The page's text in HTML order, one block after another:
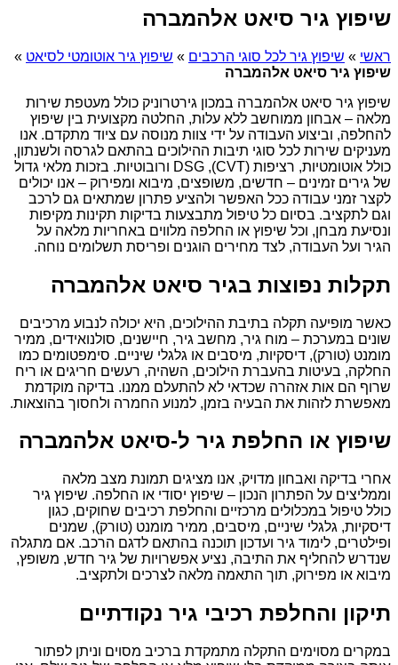
שיפוץ גיר סיאט אלהמברה
ראשי » שיפוץ גיר לכל סוגי הרכבים » שיפוץ גיר אוטומטי לסיאט »
שיפוץ גיר סיאט אלהמברה
שיפוץ גיר סיאט אלהמברה במכון גירטרוניק כולל מעטפת שירות
מלאה – אבחון ממוחשב ללא עלות, החלטה מקצועית בין שיפוץ
להחלפה, וביצוע העבודה על ידי צוות מנוסה עם ציוד מתקדם. אנו
מעניקים שירות לכל סוגי תיבות ההילוכים בהתאם לגרסה ולשנתון,
כולל אוטומטיות, רציפות (CVT), DSG ורובוטיות. בזכות מלאי גדול
של גירים זמינים – חדשים, משופצים, מיבוא ומפירוק – אנו יכולים
לקצר זמני עבודה ככל האפשר ולהציע פתרון שמתאים גם לרכב
וגם לתקציב. בסיום כל טיפול מתבצעות בדיקות תקינות מקיפות
ונסיעת מבחן, וכל שיפוץ או החלפה מלווים באחריות מלאה על
הגיר ועל העבודה, לצד מחירים הוגנים ופריסת תשלומים נוחה.
תקלות נפוצות בגיר סיאט אלהמברה
כאשר מופיעה תקלה בתיבת ההילוכים, היא יכולה לנבוע מרכיבים
שונים במערכת – מוח גיר, מחשב גיר, חיישנים, סולנואידים, ממיר
מומנט (טורק), דיסקיות, מיסבים או גלגלי שיניים. סימפטומים כמו
החלקה, בעיטות בהעברת הילוכים, השהיה, רעשים חריגים או ריח
שרוף הם אות אזהרה שכדאי לא להתעלם ממנו. בדיקה מוקדמת
מאפשרת לזהות את הבעיה בזמן, למנוע החמרה ולחסוך בהוצאות.
שיפוץ או החלפת גיר ל-סיאט אלהמברה
אחרי בדיקה ואבחון מדויק, אנו מציגים תמונת מצב מלאה
וממליצים על הפתרון הנכון – שיפוץ יסודי או החלפה. שיפוץ גיר
כולל טיפול במכלולים מרכזיים והחלפת רכיבים שחוקים, כגון
דיסקיות, גלגלי שיניים, מיסבים, ממיר מומנט (טורק), שמנים
ופילטרים, לימוד גיר ועדכון תוכנה בהתאם לדגם הרכב. אם מתגלה
שנדרש להחליף את התיבה, נציע אפשרויות של גיר חדש, משופץ,
מיבוא או מפירוק, תוך התאמה מלאה לצרכים ולתקציב.
תיקון והחלפת רכיבי גיר נקודתיים
במקרים מסוימים התקלה מתמקדת ברכיב מסוים וניתן לפתור